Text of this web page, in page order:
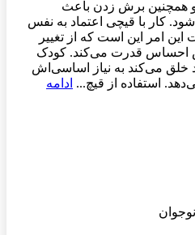
همچنین برش زدن باعث
کار با قیچی اعتماد به نفس
امر این است که از تغییر
احساس قدرت می‌کند. کودک
خلق می‌کند به نیاز اساسی‌اش
استفاده از قیچ... ادامه